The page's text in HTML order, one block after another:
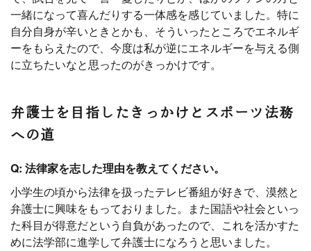
一緒になって喜んだりする一体感を感じていました。特に
自分自身が辛いときとかも、そういったところでエネルギ
ーをもらえたので、今度は私が逆にエネルギーを与える側
に立ちたいなと思ったのがきっかけです。
弁護士を目指したきっかけとスポーツ法務
への道
Q: 法律家を志した理由を教えてください。
小学生の頃から法律を扱ったテレビ番組が好きで、漠然と
弁護士に興味をもっておりました。また国語や社会といっ
た科目が得意だという自負があったので、これを活かすた
めに法学部に進学して弁護士になろうと思いました。